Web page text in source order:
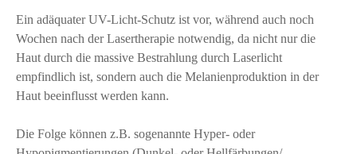
Ein adäquater UV-Licht-Schutz ist vor, während auch noch
Wochen nach der Lasertherapie notwendig, da nicht nur die
Haut durch die massive Bestrahlung durch Laserlicht
empfindlich ist, sondern auch die Melanienproduktion in der
Haut beeinflusst werden kann.
Die Folge können z.B. sogenannte Hyper- oder